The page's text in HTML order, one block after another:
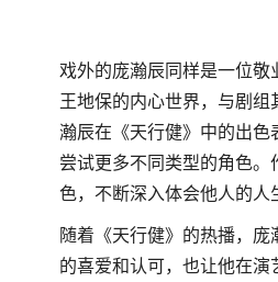
戏外的庞瀚辰同样是一位
王地保的内心世界，与剧
瀚辰在《天行健》中的出
尝试更多不同类型的角色
色，不断深入体会他人的人
随着《天行健》的热播，
的喜爱和认可，也让他在演